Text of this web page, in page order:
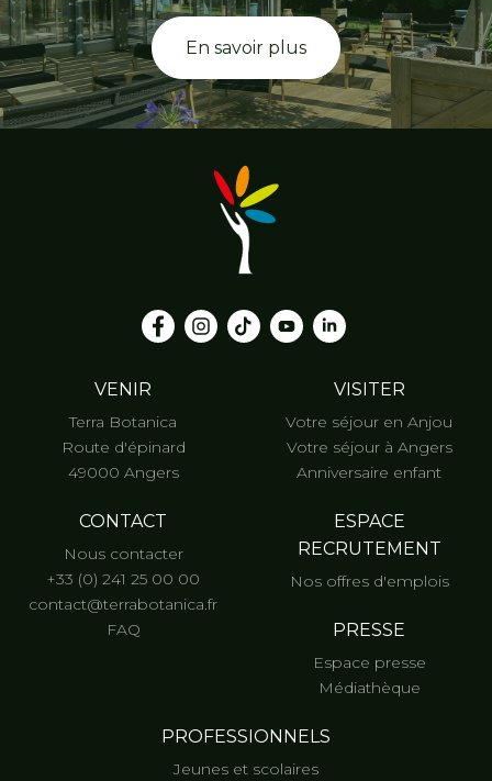
En savoir plus
VENIR
Terra Botanica
Route d'épinard
49000 Angers
CONTACT
Nous contacter
+33 (0) 241 25 00 00
contact@terrabotanica.fr
FAQ
VISITER
Votre séjour en Anjou
Votre séjour à Angers
Anniversaire enfant
ESPACE
RECRUTEMENT
Nos offres d'emplois
PRESSE
Espace presse
Médiathèque
PROFESSIONNELS
Jeunes et scolaires